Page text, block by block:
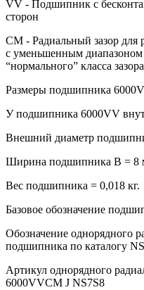
VV - Подшипник с
сторон
CM - Радиальный зазор
с уменьшенным диапазоном
“нормального” класса
Размеры подшипника
У подшипника 6000VV
Внешний диаметр
Ширина подшипника B = 8
Вес подшипника = 0,018 кг.
Базовое обозначение
Обозначение однорядного
подшипника по каталогу
Артикул однорядного
6000VVCM J NS7S8